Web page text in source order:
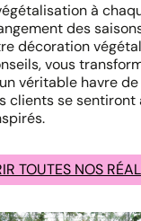
à
des
décoration
vous
véritable havre
clients se sentiront
TOUTES NOS